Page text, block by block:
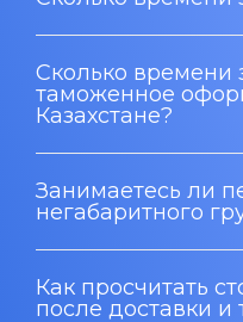
Сколько времени
таможенное
Казахстане?
Занимаетесь ли
негабаритного
Как просчитать
после доставки